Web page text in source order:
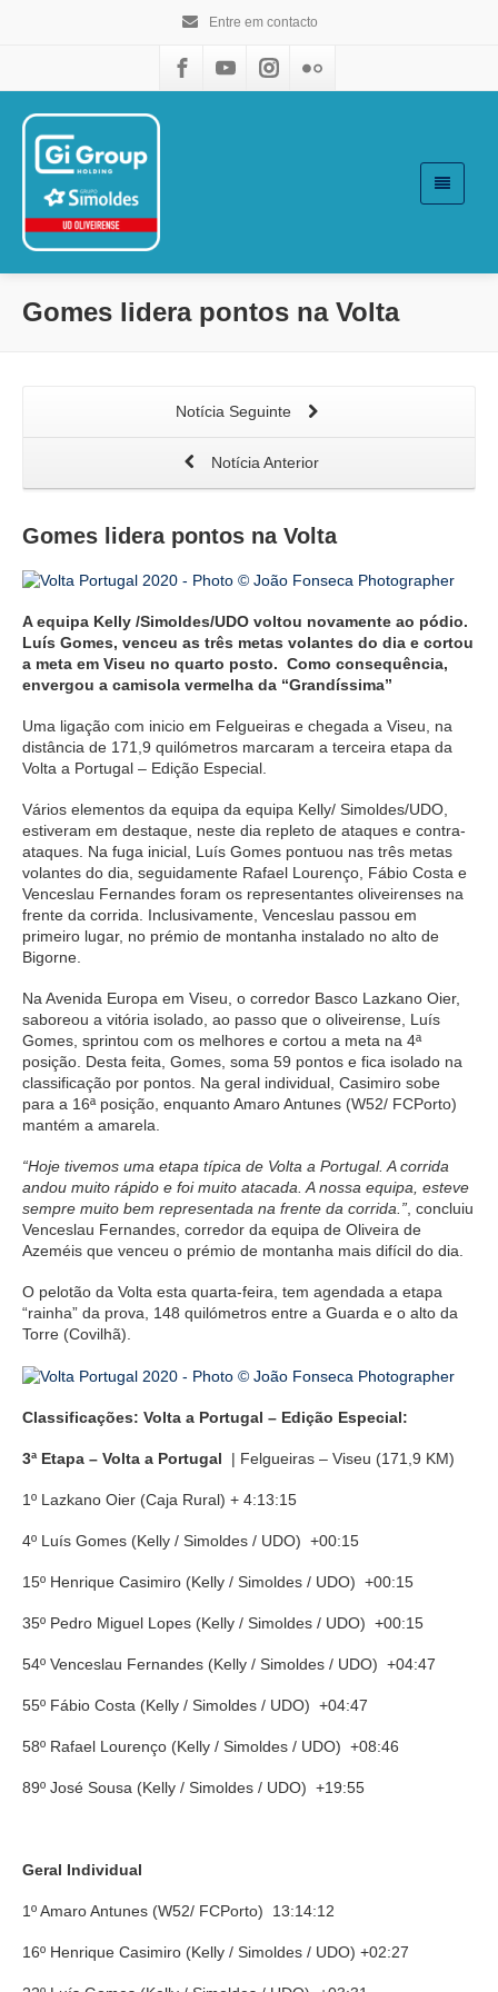
Entre em contacto
Gomes lidera pontos na Volta
Notícia Seguinte
Notícia Anterior
Gomes lidera pontos na Volta
A equipa Kelly /Simoldes/UDO voltou novamente ao pódio.
Luís Gomes, venceu as três metas volantes do dia e cortou
a meta em Viseu no quarto posto. Como consequência,
envergou a camisola vermelha da “Grandíssima”
Uma ligação com inicio em Felgueiras e chegada a Viseu, na
distância de 171,9 quilómetros marcaram a terceira etapa da
Volta a Portugal – Edição Especial.
Vários elementos da equipa da equipa Kelly/ Simoldes/UDO,
estiveram em destaque, neste dia repleto de ataques e contra-
ataques. Na fuga inicial, Luís Gomes pontuou nas três metas
volantes do dia, seguidamente Rafael Lourenço, Fábio Costa e
Venceslau Fernandes foram os representantes oliveirenses na
frente da corrida. Inclusivamente, Venceslau passou em
primeiro lugar, no prémio de montanha instalado no alto de
Bigorne.
Na Avenida Europa em Viseu, o corredor Basco Lazkano Oier,
saboreou a vitória isolado, ao passo que o oliveirense, Luís
Gomes, sprintou com os melhores e cortou a meta na 4ª
posição. Desta feita, Gomes, soma 59 pontos e fica isolado na
classificação por pontos. Na geral individual, Casimiro sobe
para a 16ª posição, enquanto Amaro Antunes (W52/ FCPorto)
mantém a amarela.
“Hoje tivemos uma etapa típica de Volta a Portugal. A corrida
andou muito rápido e foi muito atacada. A nossa equipa, esteve
sempre muito bem representada na frente da corrida.” , concluiu
Venceslau Fernandes, corredor da equipa de Oliveira de
Azeméis que venceu o prémio de montanha mais difícil do dia.
O pelotão da Volta esta quarta-feira, tem agendada a etapa
“rainha” da prova, 148 quilómetros entre a Guarda e o alto da
Torre (Covilhã).
Classificações: Volta a Portugal – Edição Especial:
3ª Etapa – Volta a Portugal | Felgueiras – Viseu (171,9 KM)
1º Lazkano Oier (Caja Rural) + 4:13:15
4º Luís Gomes (Kelly / Simoldes / UDO) +00:15
15º Henrique Casimiro (Kelly / Simoldes / UDO) +00:15
35º Pedro Miguel Lopes (Kelly / Simoldes / UDO) +00:15
54º Venceslau Fernandes (Kelly / Simoldes / UDO) +04:47
55º Fábio Costa (Kelly / Simoldes / UDO) +04:47
58º Rafael Lourenço (Kelly / Simoldes / UDO) +08:46
89º José Sousa (Kelly / Simoldes / UDO) +19:55
Geral Individual
1º Amaro Antunes (W52/ FCPorto) 13:14:12
16º Henrique Casimiro (Kelly / Simoldes / UDO) +02:27